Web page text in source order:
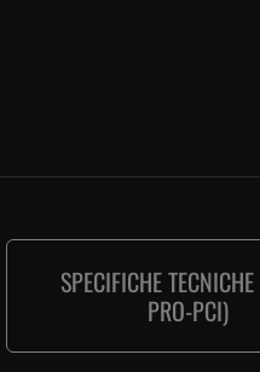
SPECIFICHE
PRO-PCI)